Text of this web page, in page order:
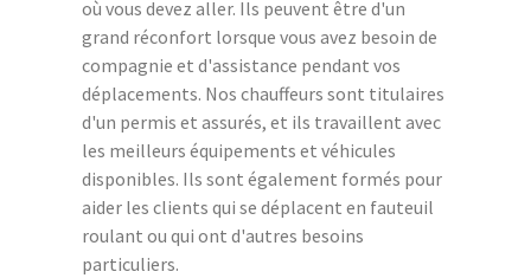
où vous devez aller. Ils peuvent être d'un
grand réconfort lorsque vous avez besoin de
compagnie et d'assistance pendant vos
déplacements. Nos chauffeurs sont titulaires
d'un permis et assurés, et ils travaillent avec
les meilleurs équipements et véhicules
disponibles. Ils sont également formés pour
aider les clients qui se déplacent en fauteuil
roulant ou qui ont d'autres besoins
particuliers.